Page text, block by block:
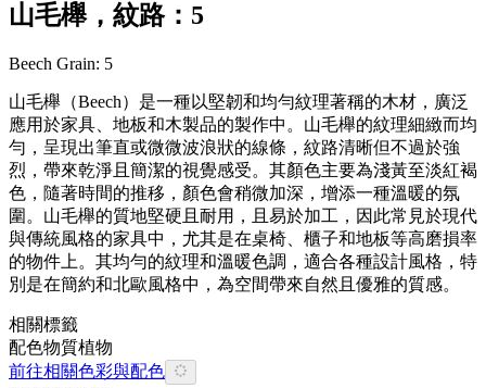
山毛櫸，紋路：5
Beech Grain: 5
山毛櫸（Beech）是一種以堅韌和均勻紋理著稱的木材，廣泛
應用於家具、地板和木製品的製作中。山毛櫸的紋理細緻而均
勻，呈現出筆直或微微波浪狀的線條，紋路清晰但不過於強
烈，帶來乾淨且簡潔的視覺感受。其顏色主要為淺黃至淡紅褐
色，隨著時間的推移，顏色會稍微加深，增添一種溫暖的氛
圍。山毛櫸的質地堅硬且耐用，且易於加工，因此常見於現代
與傳統風格的家具中，尤其是在桌椅、櫃子和地板等高磨損率
的物件上。其均勻的紋理和溫暖色調，適合各種設計風格，特
別是在簡約和北歐風格中，為空間帶來自然且優雅的質感。
相關標籤
配色物質植物
前往相關色彩與配色